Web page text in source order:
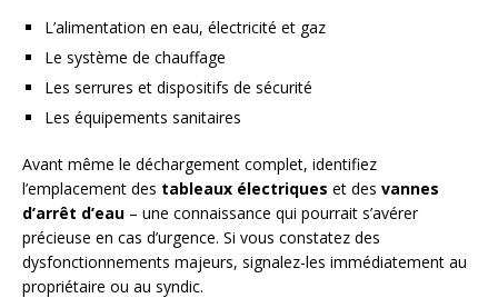
L’alimentation en eau, électricité et gaz
Le système de chauffage
Les serrures et dispositifs de sécurité
Les équipements sanitaires
Avant même le déchargement complet, identifiez
l’emplacement des tableaux électriques et des vannes
d’arrêt d’eau – une connaissance qui pourrait s’avérer
précieuse en cas d’urgence. Si vous constatez des
dysfonctionnements majeurs, signalez-les immédiatement au
propriétaire ou au syndic.